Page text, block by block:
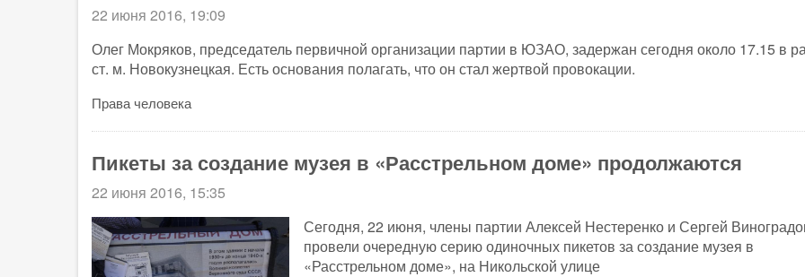
22 июня 2016, 19:09
Олег Мокряков, председатель первичной организации партии в ЮЗАО, задержан сегодня около 17.15 в
ст. м. Новокузнецкая. Есть основания полагать, что он стал жертвой провокации.
Права человека
Пикеты за создание музея в «Расстрельном доме» продолжаются
22 июня 2016, 15:35
Сегодня, 22 июня, члены партии Алексей Нестеренко и Сергей
провели очередную серию одиночных пикетов за создание музея в
«Расстрельном доме», на Никольской улице